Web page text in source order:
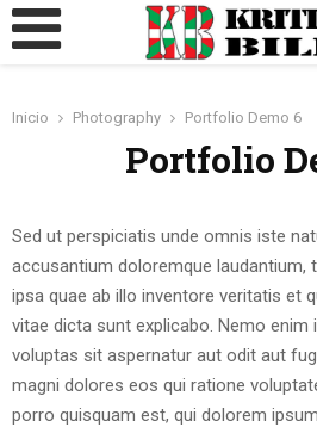
MENÚ
Inicio Photography Portfolio Demo 6
Portfolio
Sed ut perspiciatis unde omnis iste
accusantium doloremque laudantium,
ipsa quae ab illo inventore veritatis et
vitae dicta sunt explicabo. Nemo enim
voluptas sit aspernatur aut odit aut
magni dolores eos qui ratione
porro quisquam est, qui dolorem